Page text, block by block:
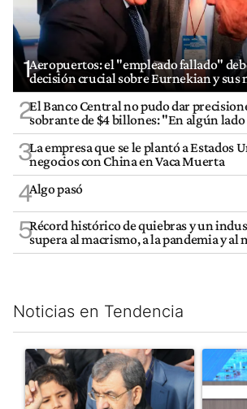
1Aeropuertos: el "empleado fallado"
decisión crucial sobre Eurnekian y sus
2El Banco Central no pudo dar
sobrante de $4 billones: "En algún
3La empresa que se le plantó a Estados
negocios con China en Vaca Muerta
4Algo pasó
5Récord histórico de quiebras y un
supera al macrismo, a la pandemia y al
Noticias en Tendencia
Este listado muestra los artículos con más
Un artículo de tendencia con el título
Un